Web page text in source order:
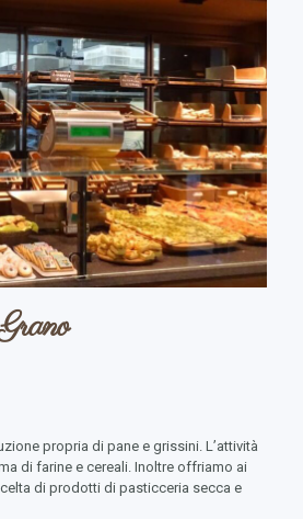
propria di pane e grissini. L’attività
di farine e cereali. Inoltre offriamo ai
di prodotti di pasticceria secca e